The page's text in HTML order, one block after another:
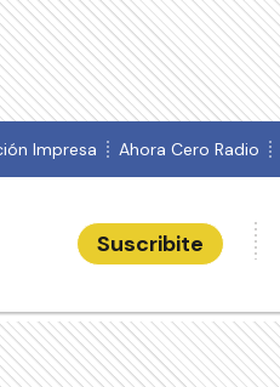
Impresa Ahora Cero Radio
Suscribite